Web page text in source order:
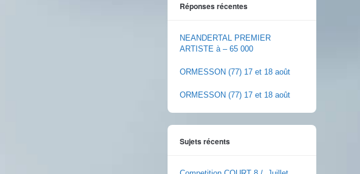
Réponses récentes
NEANDERTAL PREMIER
ARTISTE à – 65 000
ORMESSON (77) 17 et 18 août
ORMESSON (77) 17 et 18 août
Sujets récents